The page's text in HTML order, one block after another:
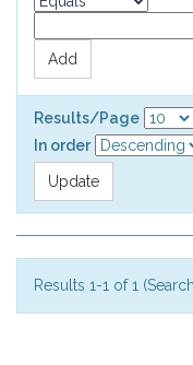
Results/Page
In order
Results 1-1 of 1